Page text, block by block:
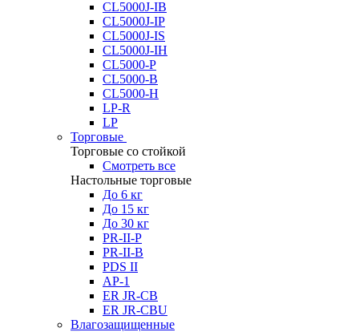
CL5000J-IB
CL5000J-IP
CL5000J-IS
CL5000J-IH
CL5000-P
CL5000-B
CL5000-H
LP-R
LP
Торговые
Торговые со стойкой
Смотреть все
Настольные торговые
До 6 кг
До 15 кг
До 30 кг
PR-II-P
PR-II-B
PDS II
AP-1
ER JR-CB
ER JR-CBU
Влагозащищенные